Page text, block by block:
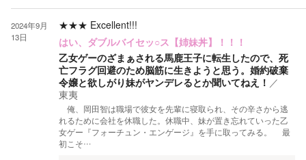
2024年9月
13日
★★★ Excellent!!!
はい、ダブルバイセッ○ス【姉妹丼】！！！
乙女ゲーのざまぁされる馬鹿王子に転生したので、死
亡フラグ回避のため脳筋に生きようと思う。婚約破棄
令嬢と欲しがり妹がヤンデレるとか聞いてねえ！ ／
東夷
俺、岡田智は職場で彼女を先輩に寝取られ、その辛さから逃
れるために会社を休職した。休職中、妹が置き忘れていった乙
女ゲー『フォーチュン・エンゲージ』を手に取ってみる。 最
初こそ…